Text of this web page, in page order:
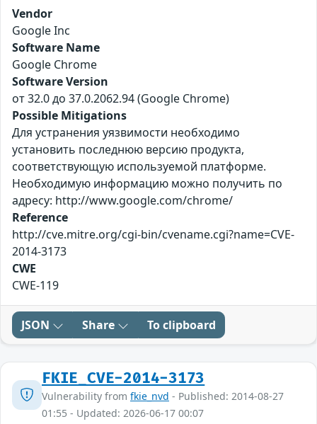
Vendor
Google Inc
Software Name
Google Chrome
Software Version
от 32.0 до 37.0.2062.94 (Google Chrome)
Possible Mitigations
Для устранения уязвимости необходимо
установить последнюю версию продукта,
соответствующую используемой платформе.
Необходимую информацию можно получить по
адресу: http://www.google.com/chrome/
Reference
http://cve.mitre.org/cgi-bin/cvename.cgi?name=CVE-
2014-3173
CWE
CWE-119
JSON Share To clipboard
FKIE_CVE-2014-3173
Vulnerability from fkie_nvd - Published: 2014-08-27
01:55 - Updated: 2026-06-17 00:07